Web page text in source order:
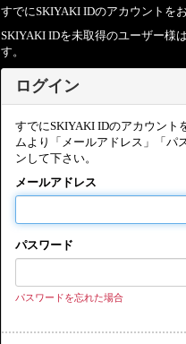
すでにSKIYAKI IDのアカウントを
SKIYAKI IDを未取得のユーザー様
す。
ログイン
すでにSKIYAKI IDのアカウント
ムより「メールアドレス」「パ
ンして下さい。
メールアドレス
パスワード
パスワードを忘れた場合